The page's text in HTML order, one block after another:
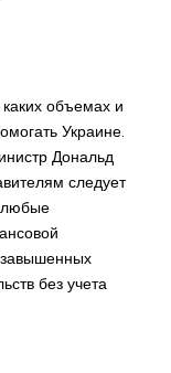
объемах и
Украине.
Дональд
следует
любые
завышенных
без учета